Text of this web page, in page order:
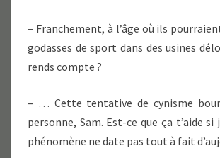
– Franchement, à l’âge où ils
godasses de sport dans des usines
rends compte ?
– … Cette tentative de cynisme
personne, Sam. Est-ce que ça t’aide
phénomène ne date pas tout à fait